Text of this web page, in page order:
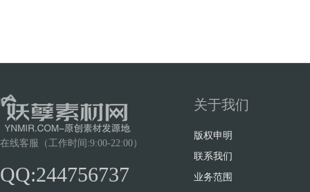
在线客服（工作时间:9:00-22:00）
QQ:244756737
关于我们
版权申明
联系我们
业务范围